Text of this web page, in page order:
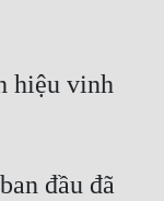
hiệu vinh
đầu đã